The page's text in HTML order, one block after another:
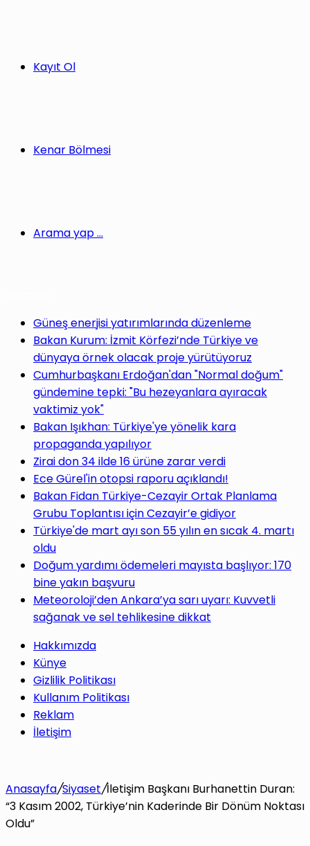
Kayıt Ol
Kenar Bölmesi
Arama yap ...
Güneş enerjisi yatırımlarında düzenleme
Bakan Kurum: İzmit Körfezi’nde Türkiye ve
dünyaya örnek olacak proje yürütüyoruz
Cumhurbaşkanı Erdoğan'dan "Normal doğum"
gündemine tepki: "Bu hezeyanlara ayıracak
vaktimiz yok"
Bakan Işıkhan: Türkiye'ye yönelik kara
propaganda yapılıyor
Zirai don 34 ilde 16 ürüne zarar verdi
Ece Gürel'in otopsi raporu açıklandı!
Bakan Fidan Türkiye-Cezayir Ortak Planlama
Grubu Toplantısı için Cezayir’e gidiyor
Türkiye'de mart ayı son 55 yılın en sıcak 4. martı
oldu
Doğum yardımı ödemeleri mayısta başlıyor: 170
bine yakın başvuru
Meteoroloji’den Ankara’ya sarı uyarı: Kuvvetli
sağanak ve sel tehlikesine dikkat
Hakkımızda
Künye
Gizlilik Politikası
Kullanım Politikası
Reklam
İletişim
Anasayfa/Siyaset/İletişim Başkanı Burhanettin Duran:
“3 Kasım 2002, Türkiye’nin Kaderinde Bir Dönüm Noktası
Oldu”